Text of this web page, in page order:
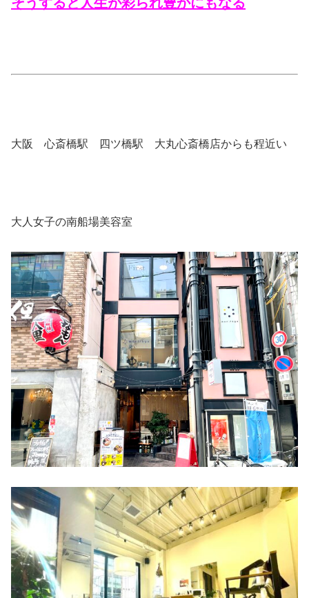
大阪 心斎橋駅 四ツ橋駅 大丸心斎橋店からも程近い
大人女子の南船場美容室